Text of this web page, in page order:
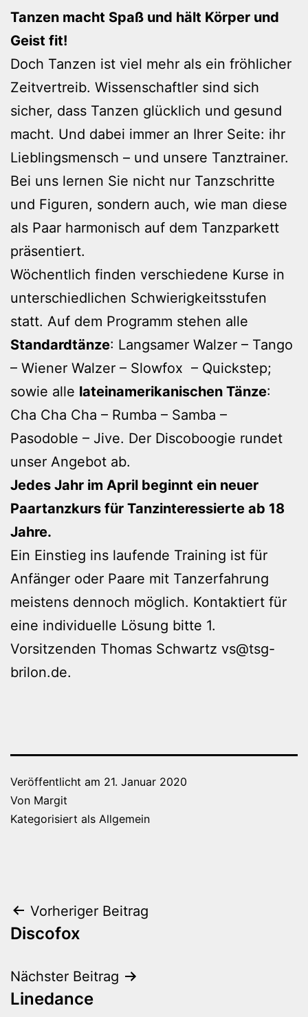
Tanzen macht Spaß und hält Körper und
Geist fit!
Doch Tanzen ist viel mehr als ein fröhlicher
Zeitvertreib. Wissenschaftler sind sich
sicher, dass Tanzen glücklich und gesund
macht. Und dabei immer an Ihrer Seite: ihr
Lieblingsmensch – und unsere Tanztrainer.
Bei uns lernen Sie nicht nur Tanzschritte
und Figuren, sondern auch, wie man diese
als Paar harmonisch auf dem Tanzparkett
präsentiert.
Wöchentlich finden verschiedene Kurse in
unterschiedlichen Schwierigkeitsstufen
statt. Auf dem Programm stehen alle
Standardtänze: Langsamer Walzer – Tango
– Wiener Walzer – Slowfox – Quickstep;
sowie alle lateinamerikanischen Tänze:
Cha Cha Cha – Rumba – Samba –
Pasodoble – Jive. Der Discoboogie rundet
unser Angebot ab.
Jedes Jahr im April beginnt ein neuer
Paartanzkurs für Tanzinteressierte ab 18
Jahre.
Ein Einstieg ins laufende Training ist für
Anfänger oder Paare mit Tanzerfahrung
meistens dennoch möglich. Kontaktiert für
eine individuelle Lösung bitte 1.
Vorsitzenden Thomas Schwartz vs@tsg-
brilon.de.
Veröffentlicht am 21. Januar 2020
Von Margit
Kategorisiert als Allgemein
Beitragsnavigation
Vorheriger Beitrag
Discofox
Nächster Beitrag
Linedance